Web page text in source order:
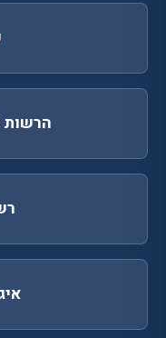
הרשות